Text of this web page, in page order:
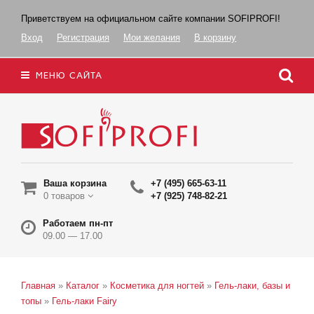
Приветствуем на официальном сайте компании SOFIPROFI!
Вход
Регистрация Мои желания В корзину
МЕНЮ САЙТА
Ваша корзина
0 товаров
+7 (495) 665-63-11
+7 (925) 748-82-21
Работаем пн-пт
09.00 — 17.00
Главная » Каталог » Косметика для ногтей » Гель-лаки, базы и
топы » Гель-лаки Fairy